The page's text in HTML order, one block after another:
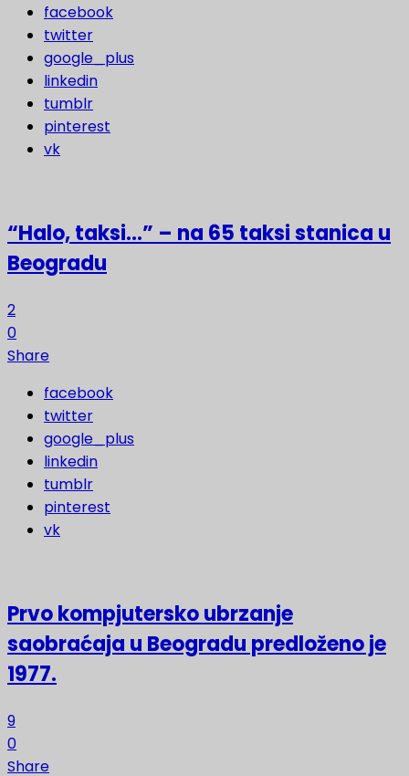
facebook
twitter
google_plus
linkedin
tumblr
pinterest
vk
“Halo, taksi…” – na 65 taksi stanica u
Beogradu
2
0
Share
facebook
twitter
google_plus
linkedin
tumblr
pinterest
vk
Prvo kompjutersko ubrzanje
saobraćaja u Beogradu predloženo je
1977.
9
0
Share